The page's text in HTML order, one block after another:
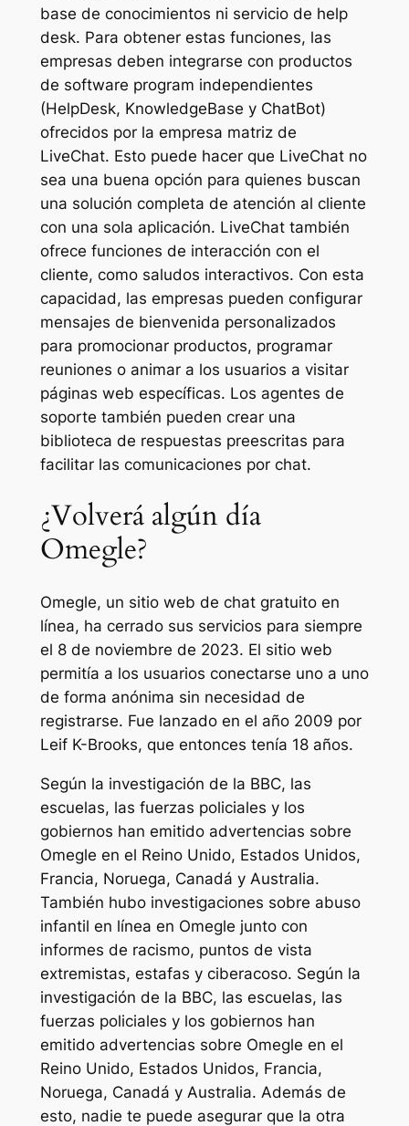
base de conocimientos ni servicio de help
desk. Para obtener estas funciones, las
empresas deben integrarse con productos
de software program independientes
(HelpDesk, KnowledgeBase y ChatBot)
ofrecidos por la empresa matriz de
LiveChat. Esto puede hacer que LiveChat no
sea una buena opción para quienes buscan
una solución completa de atención al cliente
con una sola aplicación. LiveChat también
ofrece funciones de interacción con el
cliente, como saludos interactivos. Con esta
capacidad, las empresas pueden configurar
mensajes de bienvenida personalizados
para promocionar productos, programar
reuniones o animar a los usuarios a visitar
páginas web específicas. Los agentes de
soporte también pueden crear una
biblioteca de respuestas preescritas para
facilitar las comunicaciones por chat.
¿Volverá algún día
Omegle?
Omegle, un sitio web de chat gratuito en
línea, ha cerrado sus servicios para siempre
el 8 de noviembre de 2023. El sitio web
permitía a los usuarios conectarse uno a uno
de forma anónima sin necesidad de
registrarse. Fue lanzado en el año 2009 por
Leif K-Brooks, que entonces tenía 18 años.
Según la investigación de la BBC, las
escuelas, las fuerzas policiales y los
gobiernos han emitido advertencias sobre
Omegle en el Reino Unido, Estados Unidos,
Francia, Noruega, Canadá y Australia.
También hubo investigaciones sobre abuso
infantil en línea en Omegle junto con
informes de racismo, puntos de vista
extremistas, estafas y ciberacoso. Según la
investigación de la BBC, las escuelas, las
fuerzas policiales y los gobiernos han
emitido advertencias sobre Omegle en el
Reino Unido, Estados Unidos, Francia,
Noruega, Canadá y Australia. Además de
esto, nadie te puede asegurar que la otra